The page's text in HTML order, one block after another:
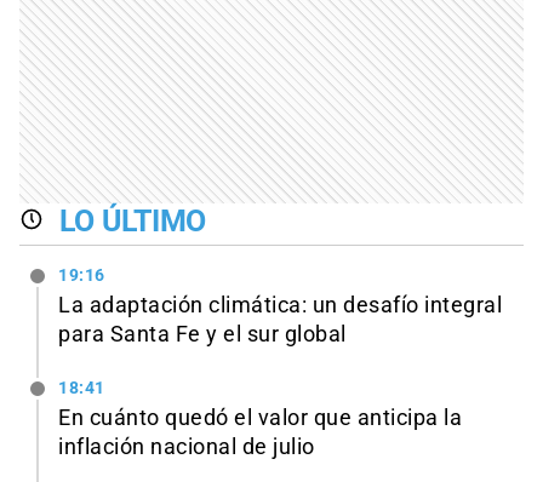
LO ÚLTIMO
19:16
La adaptación climática: un desafío integral
para Santa Fe y el sur global
18:41
En cuánto quedó el valor que anticipa la
inflación nacional de julio